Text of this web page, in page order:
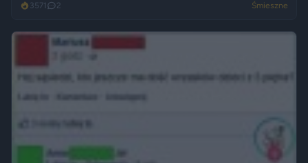
3571 2 Śmieszne